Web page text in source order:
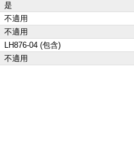
是
不適用
不適用
LH876­-04 (包含)
不適用